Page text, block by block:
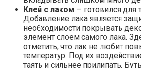
Клей с лаком — готовился для
Добавление лака является
необходимости покрывать
элемент слоем самого лака.
отметить, что лак не любит
температур. Под их
таять и сильнее прилипать.